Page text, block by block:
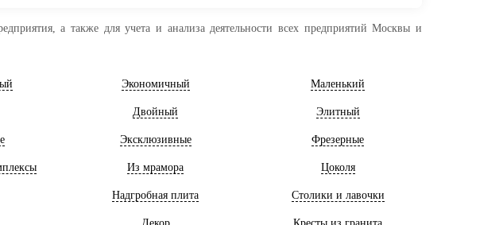
а также для учета и анализа деятельности всех предприятий Москвы и
Экономичный Маленький
Двойный Элитный
Эксклюзивные Фрезерные
Из мрамора Цоколя
Надгробная плита Столики и лавочки